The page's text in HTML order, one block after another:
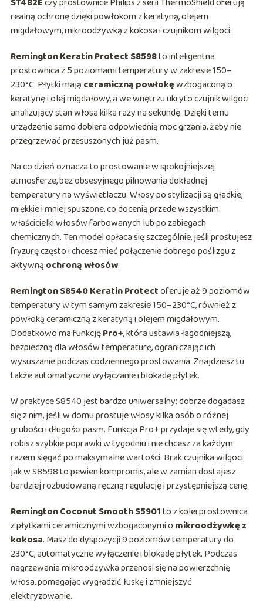
realną ochronę dzięki powłokom z keratyną, olejem
migdałowym, mikroodżywką z kokosa i czujnikom wilgoci.
Remington Keratin Protect S8598to inteligentna
prostownica z 5 poziomami temperatury w zakresie 150–
230°C. Płytki mają ceramiczną powłokęwzbogaconą o
keratynę i olej migdałowy, a we wnętrzu ukryto czujnik wilgoci
analizujący stan włosa kilka razy na sekundę. Dzięki temu
urządzenie samo dobiera odpowiednią moc grzania, żeby nie
przegrzewać przesuszonych już pasm.
Na co dzień oznacza to prostowanie w spokojniejszej
atmosferze, bez obsesyjnego pilnowania dokładnej
temperatury na wyświetlaczu. Włosy po stylizacji są gładkie,
miękkie i mniej spuszone, co docenią przede wszystkim
właścicielki włosów farbowanych lub po zabiegach
chemicznych. Ten model opłaca się szczególnie, jeśli prostujesz
fryzurę często i chcesz mieć połączenie dobrego poślizgu z
aktywną ochroną włosów.
Remington S8540 Keratin Protectoferuje aż 9 poziomów
temperatury w tym samym zakresie 150–230°C, również z
powłoką ceramiczną z keratyną i olejem migdałowym.
Dodatkowo ma funkcjęPro+, która ustawia łagodniejszą,
bezpieczną dla włosów temperaturę, ograniczając ich
wysuszanie podczas codziennego prostowania. Znajdziesz tu
także automatyczne wyłączanie i blokadę płytek.
W praktyce S8540 jest bardzo uniwersalny: dobrze dogadasz
się z nim, jeśli w domu prostuje włosy kilka osób o różnej
grubości i długości pasm. Funkcja Pro+ przydaje się wtedy, gdy
robisz szybkie poprawki w tygodniu i nie chcesz za każdym
razem sięgać po maksymalne wartości. Brak czujnika wilgoci
jak w S8598 to pewien kompromis, ale w zamian dostajesz
bardziej rozbudowaną ręczną regulację i przystępniejszą cenę.
Remington Coconut Smooth S5901to z kolei prostownica
z płytkami ceramicznymi wzbogaconymi o mikroodżywkę z
kokosa. Masz do dyspozycji 9 poziomów temperatury do
230°C, automatyczne wyłączenie i blokadę płytek. Podczas
nagrzewania mikroodżywka przenosi się na powierzchnię
włosa, pomagając wygładzić łuskę i zmniejszyć
elektryzowanie.